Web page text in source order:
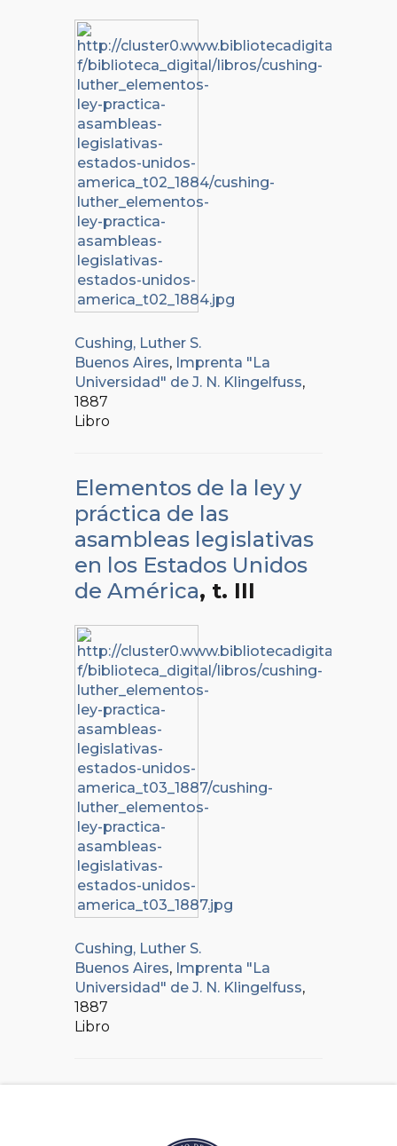
Cushing, Luther S.
Buenos Aires, Imprenta "La
Universidad" de J. N. Klingelfuss,
1887
Libro
Elementos de la ley y
práctica de las
asambleas legislativas
en los Estados Unidos
de América, t. III
Cushing, Luther S.
Buenos Aires, Imprenta "La
Universidad" de J. N. Klingelfuss,
1887
Libro